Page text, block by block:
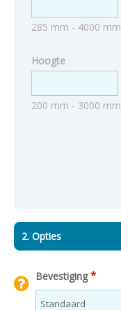
285 mm - 4000 mm
Hoogte
200 mm - 3000 mm
2. Opties
Bevestiging*